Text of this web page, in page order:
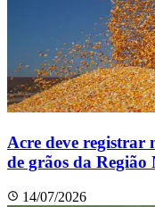
Acre deve registrar
de grãos da Região
14/07/2026